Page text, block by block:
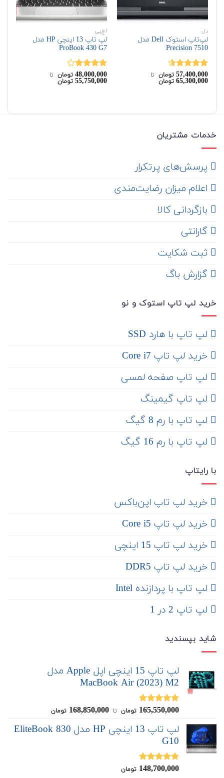
دل
لپ‌تاپ استوک Dell مدل
Precision 7510
نمره4.50
از 5
57,400,000 تومان‌ تا ‌
65,300,000 تومان
اچ‌پی
لپ تاپ 13 اینچی HP مدل
ProBook 430 G7
نمره
4.00از 5
48,000,000 تومان‌ تا ‌
55,750,000 تومان
خدمات مشتریان
‌ پرسش‌های پرتکرار
اعلام میزان رضایت‌مندی
‌ بازگردانی کالا
گارانتی
ثبت شکایت
‌ گزارش باگ
خرید لپ تاپ استوک و نو
لپ تاپ با هارد SSD
خرید لپ تاپ Core i7
لپ تاپ صفحه لمسی
لپ تاپ گیمینگ
لپ تاپ با رم 8 گیگ
لپ تاپ با رم 16 گیگ
با رایتاپ
‌ خرید لپ تاپ اپن‌باکس
خرید لپ تاپ Core i5
‌‌ خرید لپ تاپ 15 اینچی
خرید لپ تاپ DDR5
لپ تاپ با پردازنده Intel
لپ تاپ 2 در 1
شاید بپسندید
لپ تاپ 15 اینچی اپل Apple مدل
MacBook Air (2023) M2
نمره5.00
165,550,000 تومان ‌ تا ‌ 168,850,000 تومان
لپ تاپ 13 اینچی HP مدل EliteBook 830
G10
نمره5.00
148,700,000 تومان